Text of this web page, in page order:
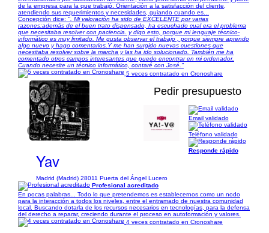
de la empresa para la que trabajó. Orientación a la satisfacción del cliente,
atendiendo sus requerimientos y necesidades, guiando cuando es...
Concepción dice: ". Mi valoración ha sido de EXCELENTE por varias
razones:además de el buen trato dispensado, ha escuchado cual era el problema
que necesitaba resolver con paciencia. y digo esto, porque mi lenguaje técnico-
informático es muy limitado. Me gusta observar el trabajo , porque siempre aprendo
algo nuevo y hago comentarios.Y me han surgido nuevas cuestiones que
necesitaba resolver sobre la marcha y las ha ido solucionado. También me ha
comentado otros campos interesantes que puedo encontrar en mi ordenador.
Cuando necesite un técnico informático, contaré con José."
5 veces contratado en Cronoshare
1/2
Pedir presupuesto
Yav
Madrid (Madrid) 28011 Puerta del Ángel Lucero
Email validado
Teléfono validado
Responde rápido
Profesional acreditado
En pocas palabras... Todo lo que pretendemos es establecernos como un nodo
para la interacción a todos los niveles, entre el entramado de nuestra comunidad
local. Buscando dotarla de los recursos necesarios en tecnologías, para la defensa
del derecho a reparar, creciendo durante el proceso en autoformación y valores.
4 veces contratado en Cronoshare